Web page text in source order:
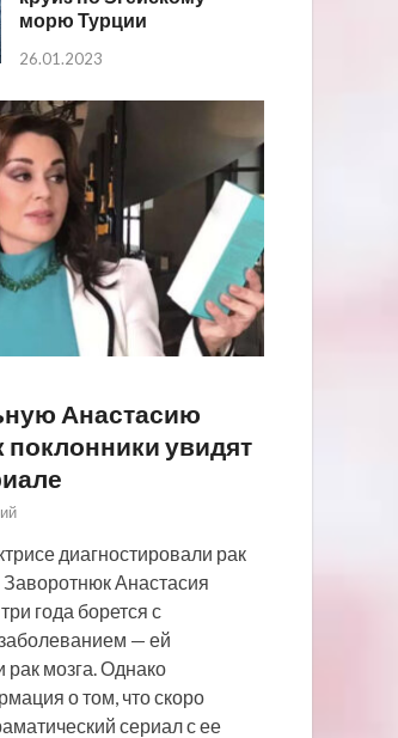
морю Турции
26.01.2023
Анастасию
увидят
диагностировали рак
Заворотнюк Анастасия
года борется с
— ей
рак мозга. Однако
о том, что скоро
сериал с ее